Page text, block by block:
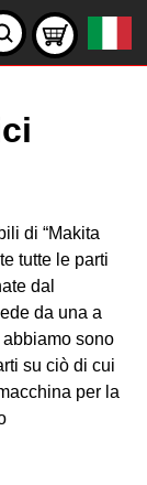
di “Makita
tutte le parti
dal
da una a
sono
su ciò di cui
per la